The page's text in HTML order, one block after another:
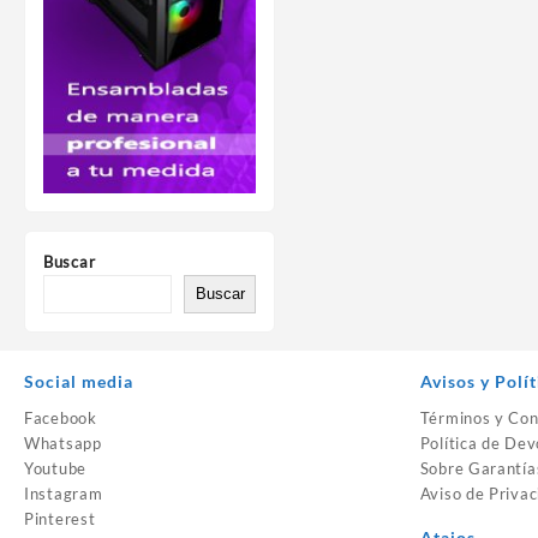
Buscar
Buscar
Social media
Facebook
Whatsapp
Youtube
Instagram
Pinterest
Avisos y
Términos y
Política de
Sobre
Aviso de